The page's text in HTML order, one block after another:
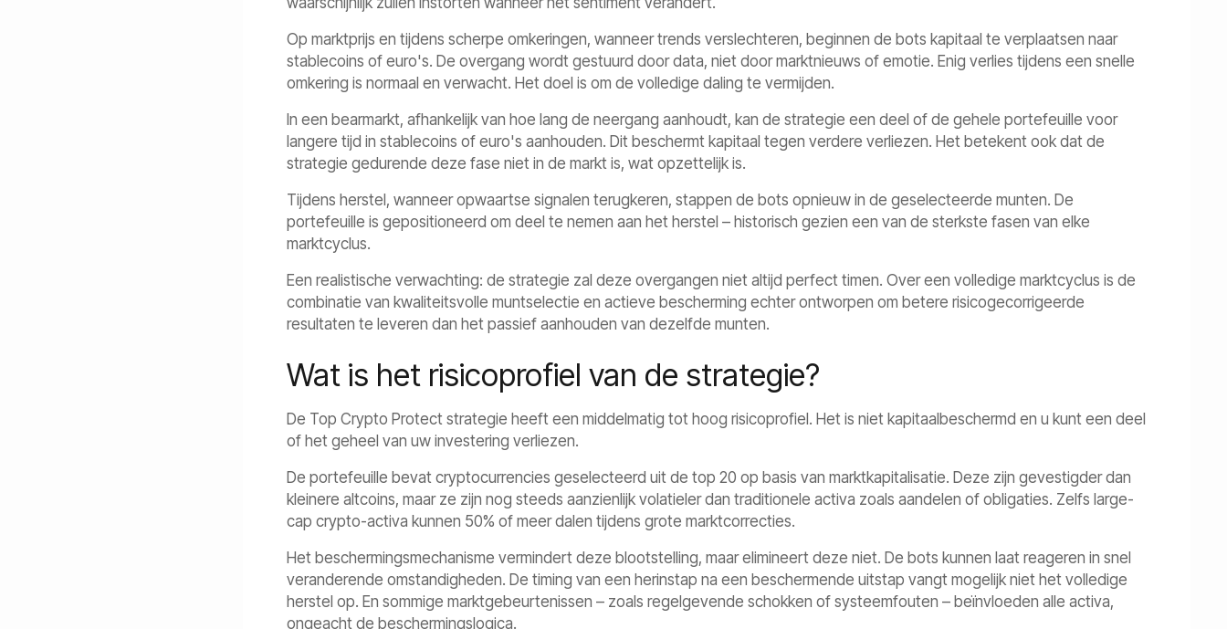
Op marktprijs en tijdens scherpe omkeringen, wanneer trends verslechteren, beginnen de bots kapitaal te verplaatsen naar
stablecoins of euro's. De overgang wordt gestuurd door data, niet door marktnieuws of emotie. Enig verlies tijdens een snelle
omkering is normaal en verwacht. Het doel is om de volledige daling te vermijden.
In een bearmarkt, afhankelijk van hoe lang de neergang aanhoudt, kan de strategie een deel of de gehele portefeuille voor
langere tijd in stablecoins of euro's aanhouden. Dit beschermt kapitaal tegen verdere verliezen. Het betekent ook dat de
strategie gedurende deze fase niet in de markt is, wat opzettelijk is.
Tijdens herstel, wanneer opwaartse signalen terugkeren, stappen de bots opnieuw in de geselecteerde munten. De
portefeuille is gepositioneerd om deel te nemen aan het herstel – historisch gezien een van de sterkste fasen van elke
marktcyclus.
Een realistische verwachting: de strategie zal deze overgangen niet altijd perfect timen. Over een volledige marktcyclus is de
combinatie van kwaliteitsvolle muntselectie en actieve bescherming echter ontworpen om betere risicogecorrigeerde
resultaten te leveren dan het passief aanhouden van dezelfde munten.
Wat is het risicoprofiel van de strategie?
De Top Crypto Protect strategie heeft een middelmatig tot hoog risicoprofiel. Het is niet kapitaalbeschermd en u kunt een deel
of het geheel van uw investering verliezen.
De portefeuille bevat cryptocurrencies geselecteerd uit de top 20 op basis van marktkapitalisatie. Deze zijn gevestigder dan
kleinere altcoins, maar ze zijn nog steeds aanzienlijk volatieler dan traditionele activa zoals aandelen of obligaties. Zelfs large-
cap crypto-activa kunnen 50% of meer dalen tijdens grote marktcorrecties.
Het beschermingsmechanisme vermindert deze blootstelling, maar elimineert deze niet. De bots kunnen laat reageren in snel
veranderende omstandigheden. De timing van een herinstap na een beschermende uitstap vangt mogelijk niet het volledige
herstel op. En sommige marktgebeurtenissen – zoals regelgevende schokken of systeemfouten – beïnvloeden alle activa,
ongeacht de beschermingslogica.